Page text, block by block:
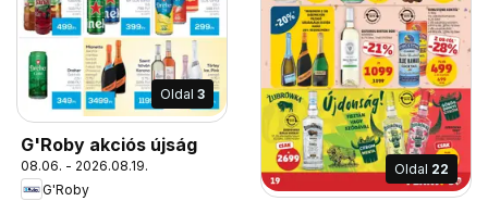
Oldal 3
G'Roby akciós újság
08.06. - 2026.08.19.
G'Roby
Oldal 22